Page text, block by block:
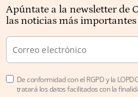
Apúntate a la newsletter de
las noticias más
De conformidad con el RGPD y la
tratará los datos facilitados con la